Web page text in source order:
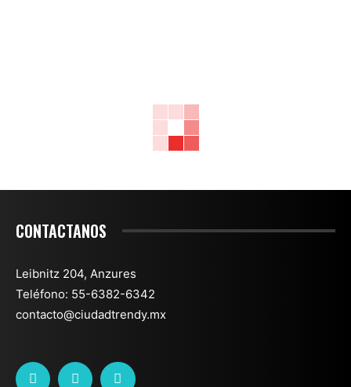
CONTACTANOS
Leibnitz 204, Anzures
Teléfono: 55-6382-6342
contacto@ciudadtrendy.mx